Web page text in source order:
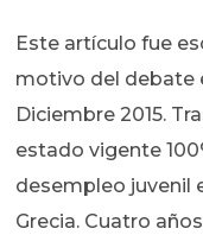
Este artículo fue
motivo del debate
Diciembre 2015.
estado vigente
desempleo juvenil
Grecia. Cuatro